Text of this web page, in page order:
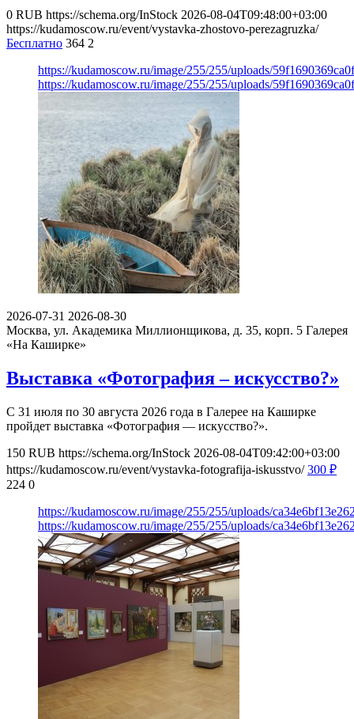
0 RUB https://schema.org/InStock 2026-08-04T09:48:00+03:00
https://kudamoscow.ru/event/vystavka-zhostovo-perezagruzka/
Бесплатно 364 2
https://kudamoscow.ru/image/255/255/uploads/
https://kudamoscow.ru/image/255/255/uploads/
2026-07-31 2026-08-30
Москва, ул. Академика Миллионщикова, д. 35, корп. 5 Галерея
«На Каширке»
Выставка «Фотография – искусство?»
С 31 июля по 30 августа 2026 года в Галерее на Каширке
пройдет выставка «Фотография — искусство?».
150 RUB https://schema.org/InStock 2026-08-04T09:42:00+03:00
https://kudamoscow.ru/event/vystavka-fotografija-iskusstvo/ 300 ₽
224 0
https://kudamoscow.ru/image/255/255/uploads/
https://kudamoscow.ru/image/255/255/uploads/